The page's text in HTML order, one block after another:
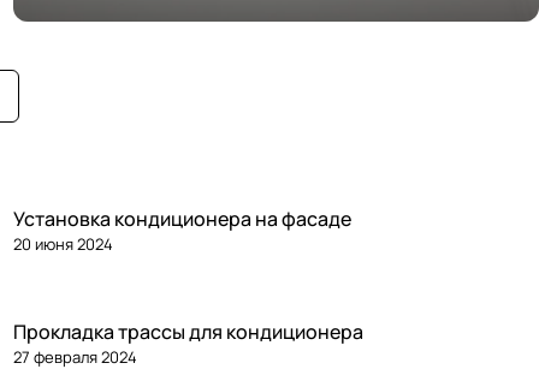
Установка кондиционера на фасаде
20 июня 2024
Прокладка трассы для кондиционера
27 февраля 2024